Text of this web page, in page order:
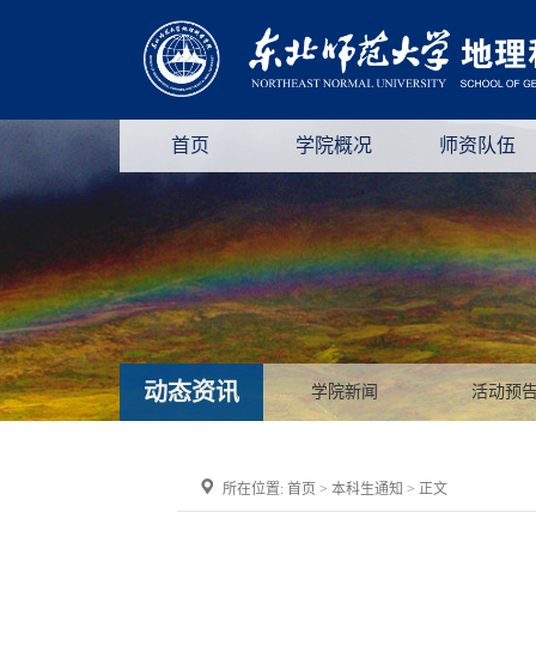
首页 学院概况 师资队伍
动态资讯 学院新闻 活动预
所在位置: 首页 > 本科生通知 > 正文